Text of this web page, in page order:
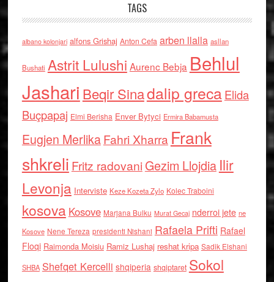
TAGS
albano kolonjari alfons Grishaj Anton Cefa arben llalla asllan
Bushati Astrit Lulushi Aurenc Bebja Behlul
Jashari Beqir Sinadalip grecaElida
Buçpapaj Elmi Berisha Enver Bytyci Ermira Babamusta
Eugjen MerlikaFahri Xharra Frank
shkreli Fritz radovaniGezim Llojdia Ilir
Levonja Interviste Keze Kozeta Zylo Kolec Traboini
kosova Kosove Marjana Bulku Murat Gecaj nderroi jete ne
Kosove Nene Tereza presidenti Nishani Rafaela Prifti Rafael
Floqi Raimonda Moisiu Ramiz Lushaj reshat kripa Sadik Elshani
SHBA Shefqet Kercelli shqiperia shqiptaret Sokol